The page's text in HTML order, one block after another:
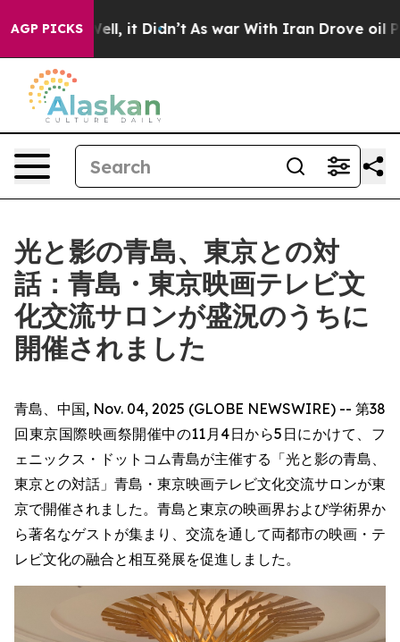
AGP PICKS
Well, it Didn’t As war With Iran Drove oil Prices
光と影の青島、東京との対
話：青島・東京映画テレビ文
化交流サロンが盛況のうちに
開催されました
青島、中国, Nov. 04, 2025 (GLOBE NEWSWIRE) -- 第38
回東京国際映画祭開催中の11月4日から5日にかけて、フ
ェニックス・ドットコム青島が主催する「光と影の青島、
東京との対話」青島・東京映画テレビ文化交流サロンが東
京で開催されました。青島と東京の映画界および学術界か
ら著名なゲストが集まり、交流を通して両都市の映画・テ
レビ文化の融合と相互発展を促進しました。